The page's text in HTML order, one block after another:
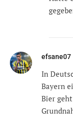
efsane07
In
Bayern
Bier